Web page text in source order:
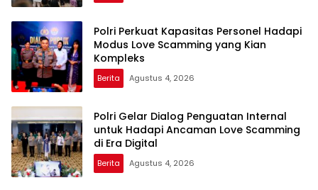
Polri Perkuat Kapasitas Personel Hadapi
Modus Love Scamming yang Kian
Kompleks
Berita Agustus 4, 2026
Polri Gelar Dialog Penguatan Internal
untuk Hadapi Ancaman Love Scamming
di Era Digital
Berita Agustus 4, 2026